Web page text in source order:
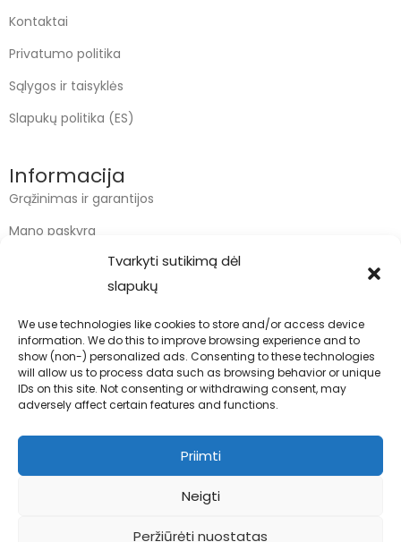
Tvarkyti sutikimą dėl
slapukų
We use technologies like cookies to store and/or access device
information. We do this to improve browsing experience and to
show (non-) personalized ads. Consenting to these technologies
will allow us to process data such as browsing behavior or unique
IDs on this site. Not consenting or withdrawing consent, may
adversely affect certain features and functions.
Priimti
Neigti
Peržiūrėti nuostatas
Kontaktai
Privatumo politika
Sąlygos ir taisyklės
Slapukų politika (ES)
Informacija
Grąžinimas ir garantijos
Mano paskyra
Kontaktai
info@bodyfoodas.lt
+370 600 77017
Visos teisės saugomos © Bodyfoodas.lt 2026